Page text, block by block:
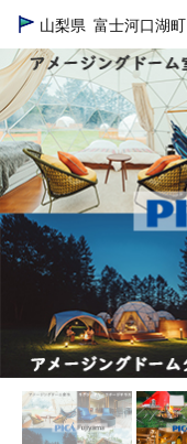
TOP
山梨県 富士河口湖町